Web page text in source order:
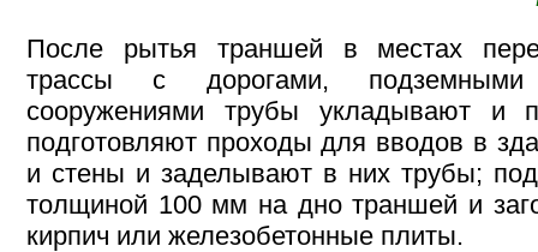
После рытья траншей в местах
трассы с дорогами,
сооружениями трубы укладывают и
подготовляют проходы для вводов в
и стены и заделывают в них трубы;
толщиной 100 мм на дно траншей и
кирпич или железобетонные плиты.